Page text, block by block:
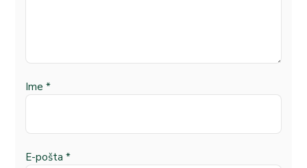
Ime *
E-pošta *